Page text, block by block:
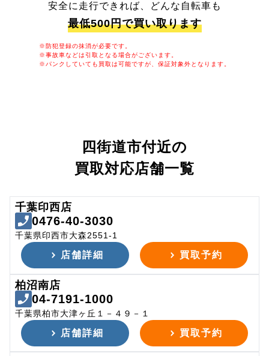
安全に走行できれば、どんな自転車も
最低500円で買い取ります
※防犯登録の抹消が必要です。
※事故車などは引取となる場合がございます。
※パンクしていても買取は可能ですが、保証対象外となります。
四街道市付近の
買取対応店舗一覧
千葉印西店
0476-40-3030
千葉県印西市大森2551-1
店舗詳細 買取予約
柏沼南店
04-7191-1000
千葉県柏市大津ヶ丘１－４９－１
店舗詳細 買取予約